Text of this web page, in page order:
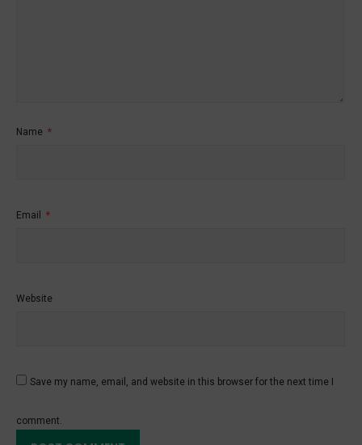
Name *
Email *
Website
Save my name, email, and website in this browser for the next time I
comment.